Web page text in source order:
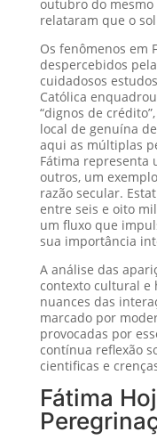
outubro do mesmo
relataram que o sol
Os fenômenos em
despercebidos
cuidadosos
Católica
“dignos de
local de genuína
aqui as múltiplas
Fátima representa
outros, um
razão secular.
entre seis e oito
um fluxo que
sua importância
A análise das
contexto cultural e
nuances das
marcado por
provocadas por
contínua reflexão
cientificas e
Fátima